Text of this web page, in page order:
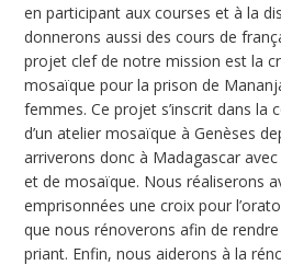
en participant aux courses et à la
donnerons aussi des cours de
projet clef de notre mission est la
mosaïque pour la prison de
femmes. Ce projet s’inscrit dans la
d’un atelier mosaïque à Genèses
arriverons donc à Madagascar
et de mosaïque. Nous réaliserons
emprisonnées une croix pour
que nous rénoverons afin de
priant. Enfin, nous aiderons à la